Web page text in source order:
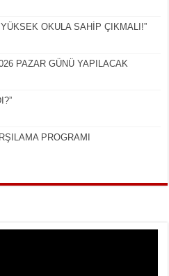
OKULA SAHİP ÇIKMALI!”
PAZAR GÜNÜ YAPILACAK
PROGRAMI